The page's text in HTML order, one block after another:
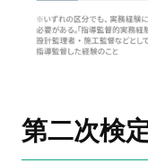
第二次検